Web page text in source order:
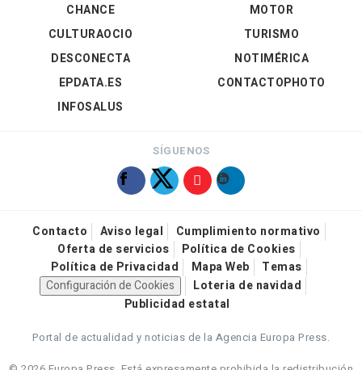
CHANCE
CULTURAOCIO
DESCONECTA
EPDATA.ES
INFOSALUS
MOTOR
TURISMO
NOTIMÉRICA
CONTACTOPHOTO
SÍGUENOS
Contacto Aviso legal
Cumplimiento normativo
Oferta de servicios
Política de Cookies
Política de Privacidad
Mapa Web
Temas
Configuración de Cookies
Loteria de navidad
Publicidad estatal
Portal de actualidad y noticias de la Agencia Europa Press.